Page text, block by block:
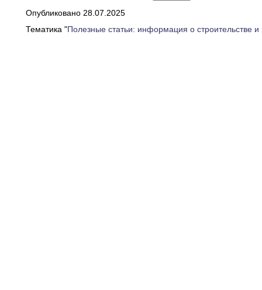
Опубликовано 28.07.2025
Тематика "Полезные статьи: информация о строительстве